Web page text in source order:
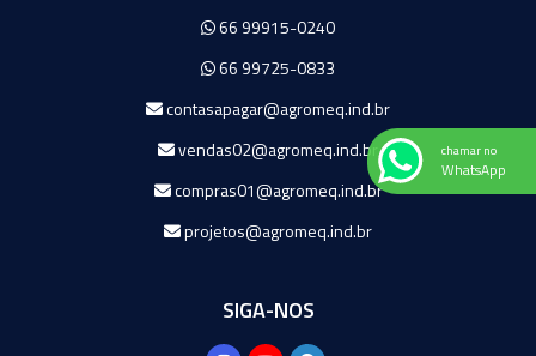
66 99915-0240
66 99725-0833
contasapagar@agromeq.ind.br
vendas02@agromeq.ind.br
compras01@agromeq.ind.br
projetos@agromeq.ind.br
SIGA-NOS
chamar no
WhatsApp